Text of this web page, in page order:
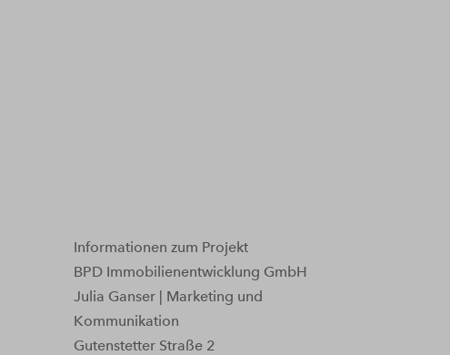
Informationen zum Projekt
BPD Immobilienentwicklung GmbH
Julia Ganser | Marketing und
Kommunikation
Gutenstetter Straße 2